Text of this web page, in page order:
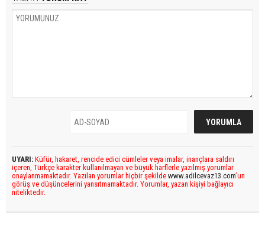
UYARI: Küfür, hakaret, rencide edici cümleler veya imalar, inançlara saldırı
içeren, Türkçe karakter kullanılmayan ve büyük harflerle yazılmış yorumlar
onaylanmamaktadır. Yazılan yorumlar hiçbir şekilde www.adilcevaz13.com’un
görüş ve düşüncelerini yansıtmamaktadır. Yorumlar, yazan kişiyi bağlayıcı
niteliktedir.